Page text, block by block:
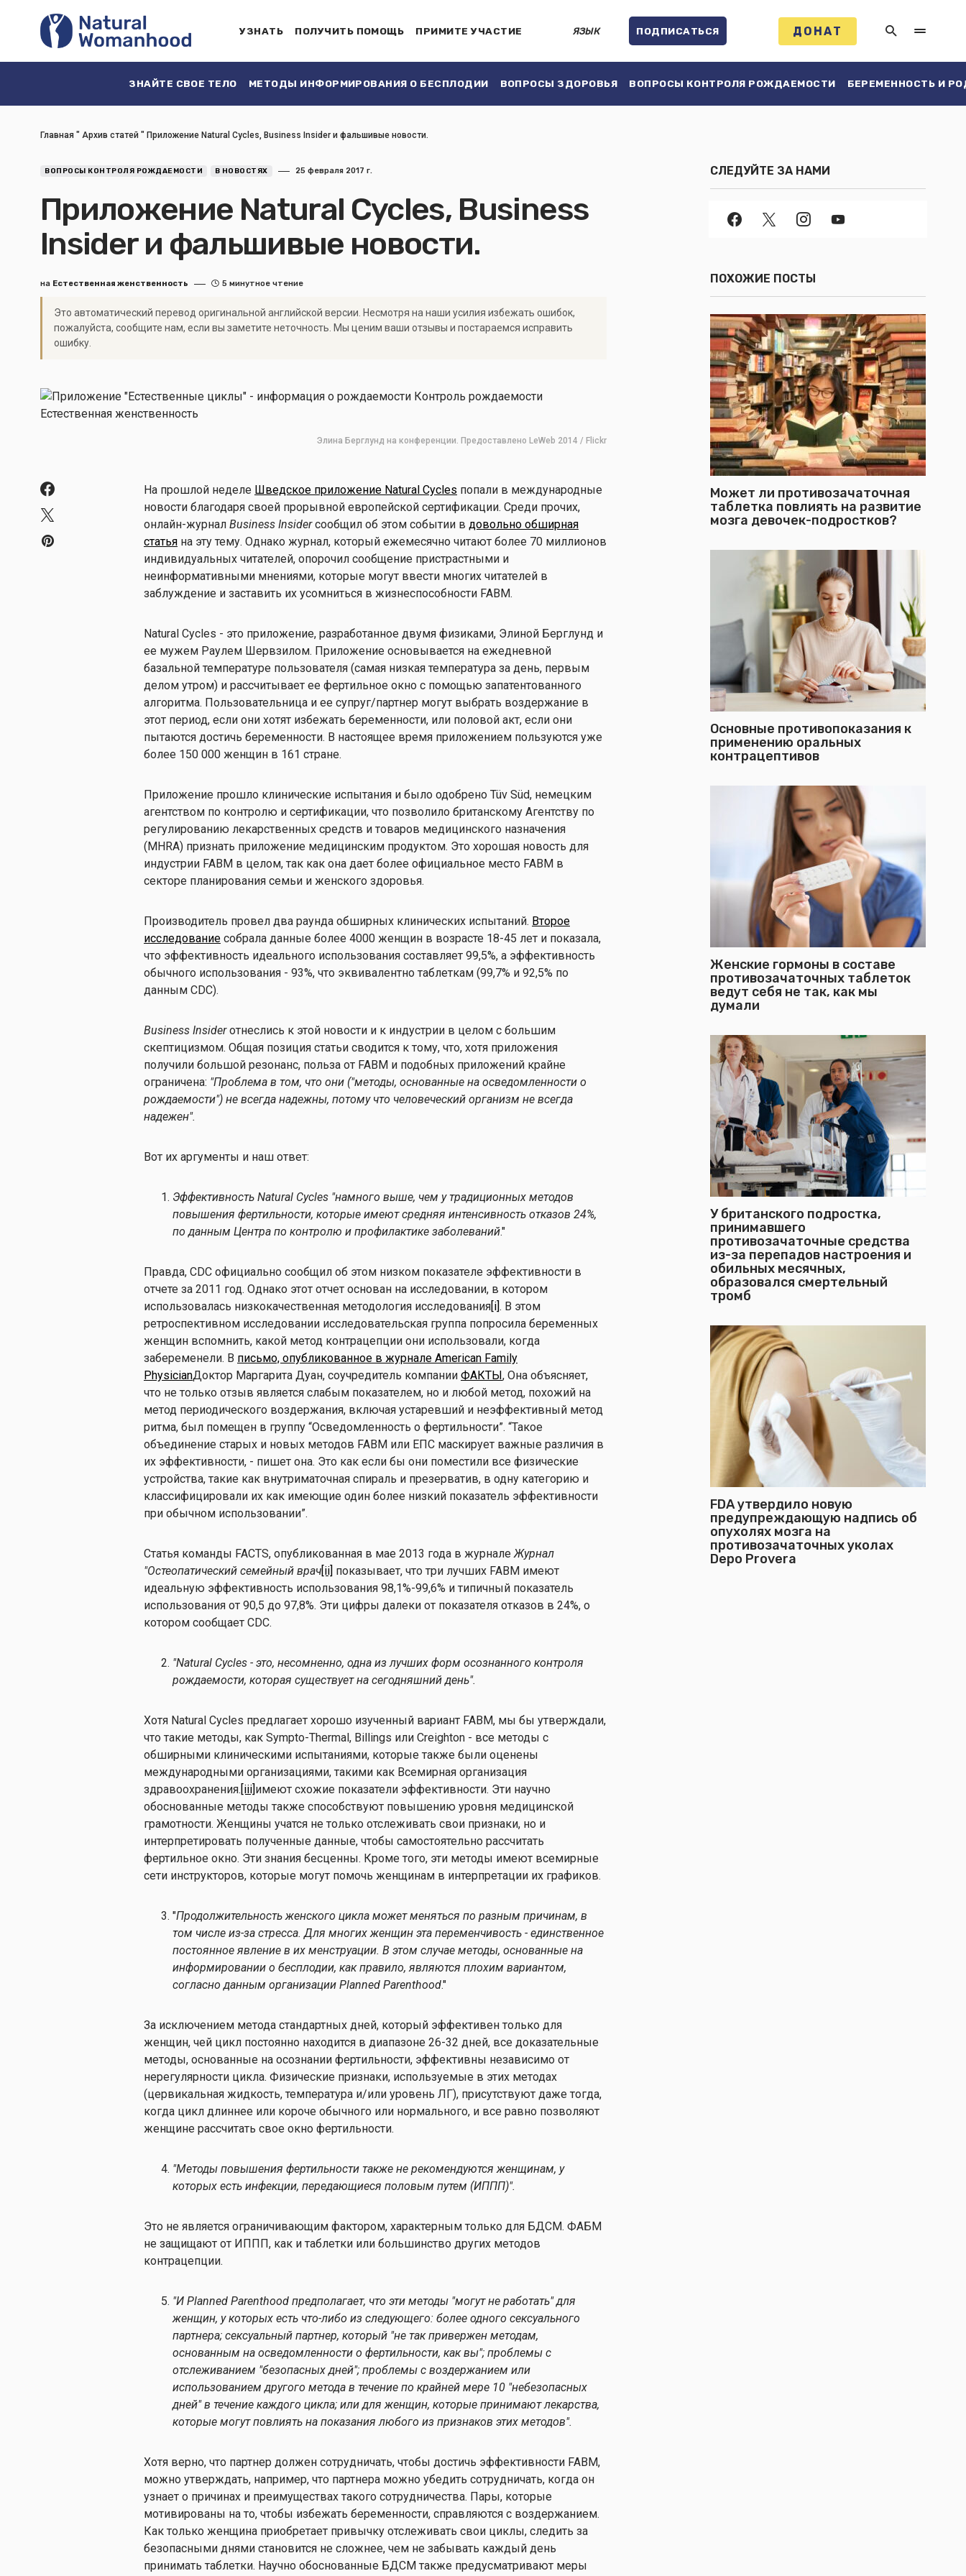
УЗНАТЬ ПОЛУЧИТЬ ПОМОЩЬ ПРИМИТЕ УЧАСТИЕ ЯЗЫК ПОДПИСАТЬСЯ ДОНАТ
ЗНАЙТЕ СВОЕ ТЕЛО МЕТОДЫ ИНФОРМИРОВАНИЯ О БЕСПЛОДИИ ВОПРОСЫ ЗДОРОВЬЯ ВОПРОСЫ КОНТРОЛЯ РОЖДАЕМОСТИ БЕРЕМЕННОСТЬ И
Главная " Архив статей " Приложение Natural Cycles, Business Insider и фальшивые новости.
ВОПРОСЫ КОНТРОЛЯ РОЖДАЕМОСТИ В НОВОСТЯХ 25 февраля 2017 г.
Приложение Natural Cycles, Business
Insider и фальшивые новости.
на Естественная женственность 5 минутное чтение
Это автоматический перевод оригинальной английской версии. Несмотря на наши усилия избежать ошибок,
пожалуйста, сообщите нам, если вы заметите неточность. Мы ценим ваши отзывы и постараемся исправить
ошибку.
Элина Берглунд на конференции. Предоставлено LeWeb 2014 / Flickr
На прошлой неделе Шведское приложение Natural Cycles попали в международные
новости благодаря своей прорывной европейской сертификации. Среди прочих,
онлайн-журнал Business Insiderсообщил об этом событии в довольно обширная
статья на эту тему. Однако журнал, который ежемесячно читают более 70 миллионов
индивидуальных читателей, опорочил сообщение пристрастными и
неинформативными мнениями, которые могут ввести многих читателей в
заблуждение и заставить их усомниться в жизнеспособности FABM.
Natural Cycles - это приложение, разработанное двумя физиками, Элиной Берглунд и
ее мужем Раулем Шервзилом. Приложение основывается на ежедневной
базальной температуре пользователя (самая низкая температура за день, первым
делом утром) и рассчитывает ее фертильное окно с помощью запатентованного
алгоритма. Пользовательница и ее супруг/партнер могут выбрать воздержание в
этот период, если они хотят избежать беременности, или половой акт, если они
пытаются достичь беременности. В настоящее время приложением пользуются уже
более 150 000 женщин в 161 стране.
Приложение прошло клинические испытания и было одобрено Tüv Süd, немецким
агентством по контролю и сертификации, что позволило британскому Агентству по
регулированию лекарственных средств и товаров медицинского назначения
(MHRA) признать приложение медицинским продуктом. Это хорошая новость для
индустрии FABM в целом, так как она дает более официальное место FABM в
секторе планирования семьи и женского здоровья.
Производитель провел два раунда обширных клинических испытаний. Второе
исследование собрала данные более 4000 женщин в возрасте 18-45 лет и показала,
что эффективность идеального использования составляет 99,5%, а эффективность
обычного использования - 93%, что эквивалентно таблеткам (99,7% и 92,5% по
данным CDC).
Business Insiderотнеслись к этой новости и к индустрии в целом с большим
скептицизмом. Общая позиция статьи сводится к тому, что, хотя приложения
получили большой резонанс, польза от FABM и подобных приложений крайне
ограничена: "Проблема в том, что они ("методы, основанные на осведомленности о
рождаемости") не всегда надежны, потому что человеческий организм не всегда
надежен".
Вот их аргументы и наш ответ:
Эффективность Natural Cycles "намного выше, чем у традиционных методов
повышения фертильности, которые имеютсредняя интенсивность отказов 24%,
по данным Центра по контролю и профилактике заболеваний."
Правда, CDC официально сообщил об этом низком показателе эффективности в
отчете за 2011 год. Однако этот отчет основан на исследовании, в котором
использовалась низкокачественная методология исследования[i]. В этом
ретроспективном исследовании исследовательская группа попросила беременных
женщин вспомнить, какой метод контрацепции они использовали, когда
забеременели. В письмо, опубликованное в журнале American Family
PhysicianДоктор Маргарита Дуан, соучредитель компании ФАКТЫ, Она объясняет,
что не только отзыв является слабым показателем, но и любой метод, похожий на
метод периодического воздержания, включая устаревший и неэффективный метод
ритма, был помещен в группу “Осведомленность о фертильности”. “Такое
объединение старых и новых методов FABM или ЕПС маскирует важные различия в
их эффективности, - пишет она. Это как если бы они поместили все физические
устройства, такие как внутриматочная спираль и презерватив, в одну категорию и
классифицировали их как имеющие один более низкий показатель эффективности
при обычном использовании”.
Статья команды FACTS, опубликованная в мае 2013 года в журналеЖурнал
"Остеопатический семейный врач[ii] показывает, что три лучших FABM имеют
идеальную эффективность использования 98,1%-99,6% и типичный показатель
использования от 90,5 до 97,8%. Эти цифры далеки от показателя отказов в 24%, о
котором сообщает CDC.
"Natural Cycles - это, несомненно, одна из лучших форм осознанного контроля
рождаемости, которая существует на сегодняшний день".
Хотя Natural Cycles предлагает хорошо изученный вариант FABM, мы бы утверждали,
что такие методы, как Sympto-Thermal, Billings или Creighton - все методы с
обширными клиническими испытаниями, которые также были оценены
международными организациями, такими как Всемирная организация
здравоохранения.[iii]имеют схожие показатели эффективности. Эти научно
обоснованные методы также способствуют повышению уровня медицинской
грамотности. Женщины учатся не только отслеживать свои признаки, но и
интерпретировать полученные данные, чтобы самостоятельно рассчитать
фертильное окно. Эти знания бесценны. Кроме того, эти методы имеют всемирные
сети инструкторов, которые могут помочь женщинам в интерпретации их графиков.
"Продолжительность женского цикла может меняться по разным причинам, в
том числе из-за стресса. Для многих женщин эта переменчивость - единственное
постоянное явление в их менструации. В этом случае методы, основанные на
информировании о бесплодии, как правило, являются плохим вариантом,
согласно данным организации Planned Parenthood."
За исключением метода стандартных дней, который эффективен только для
женщин, чей цикл постоянно находится в диапазоне 26-32 дней, все доказательные
методы, основанные на осознании фертильности, эффективны независимо от
нерегулярности цикла. Физические признаки, используемые в этих методах
(цервикальная жидкость, температура и/или уровень ЛГ), присутствуют даже тогда,
когда цикл длиннее или короче обычного или нормального, и все равно позволяют
женщине рассчитать свое окно фертильности.
"Методы повышения фертильности также не рекомендуются женщинам, у
которых есть инфекции, передающиеся половым путем (ИППП)".
Это не является ограничивающим фактором, характерным только для БДСМ. ФАБМ
не защищают от ИППП, как и таблетки или большинство других методов
контрацепции.
"И Planned Parenthood предполагает, что эти методы "могут не работать" для
женщин, у которых есть что-либо из следующего: более одного сексуального
партнера; сексуальный партнер, который "не так привержен методам,
основанным на осведомленности о фертильности, как вы"; проблемы с
отслеживанием "безопасных дней"; проблемы с воздержанием или
использованием другого метода в течение по крайней мере 10 "небезопасных
дней" в течение каждого цикла; или для женщин, которые принимают лекарства,
которые могут повлиять на показания любого из признаков этих методов".
Хотя верно, что партнер должен сотрудничать, чтобы достичь эффективности FABM,
можно утверждать, например, что партнера можно убедить сотрудничать, когда он
узнает о причинах и преимуществах такого сотрудничества. Пары, которые
мотивированы на то, чтобы избежать беременности, справляются с воздержанием.
Как только женщина приобретает привычку отслеживать свои циклы, следить за
безопасными днями становится не сложнее, чем не забывать каждый день
принимать таблетки. Научно обоснованные БДСМ также предусматривают меры
СЛЕДУЙТЕ ЗА НАМИ
ПОХОЖИЕ ПОСТЫ
Может ли противозачаточная
таблетка повлиять на развитие
мозга девочек-подростков?
Основные противопоказания к
применению оральных
контрацептивов
Женские гормоны в составе
противозачаточных таблеток
ведут себя не так, как мы
думали
У британского подростка,
принимавшего
противозачаточные средства
из-за перепадов настроения и
обильных месячных,
образовался смертельный
тромб
FDA утвердило новую
предупреждающую надпись об
опухолях мозга на
противозачаточных уколах
Depo Provera